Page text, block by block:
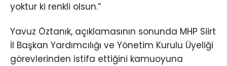
yoktur ki renkli olsun.”
Yavuz Öztanık, açıklamasının sonunda MHP Siirt
İl Başkan Yardımcılığı ve Yönetim Kurulu Üyeliği
görevlerinden istifa ettiğini kamuoyuna